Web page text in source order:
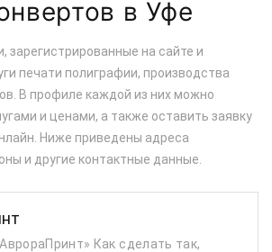
в Уфе
зарегистрированные на сайте и
печати полиграфии, производства
В профиле каждой из них можно
и ценами, а также оставить заявку
Ниже приведены адреса
и другие контактные данные.
Как сделать так,